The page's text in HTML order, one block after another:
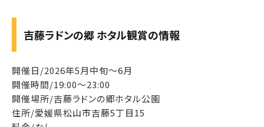
吉藤ラドンの郷 ホタル観賞の情報
開催日/2026年5月中旬～6月
開催時間/19:00～23:00
開催場所/吉藤ラドンの郷ホタル公園
住所/愛媛県松山市吉藤5丁目15